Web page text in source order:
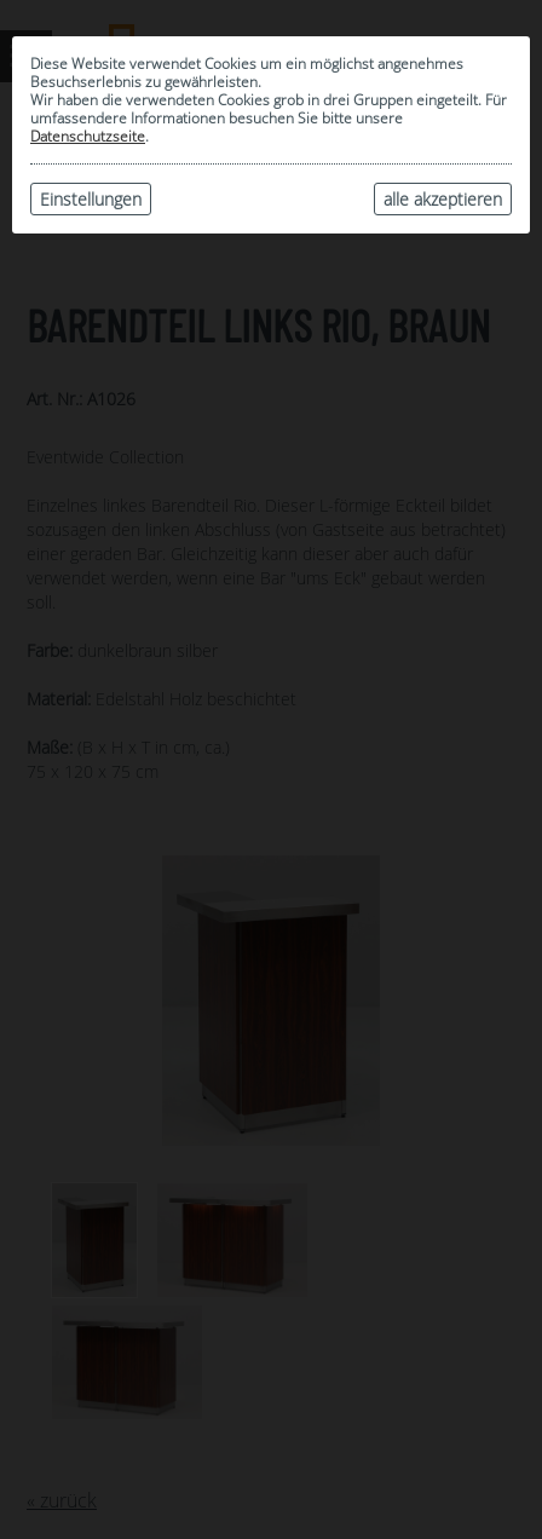
Diese Website verwendet Cookies um ein möglichst angenehmes
Besuchserlebnis zu gewährleisten.
Wir haben die verwendeten Cookies grob in drei Gruppen eingeteilt. Für
umfassendere Informationen besuchen Sie bitte unsere
Datenschutzseite.
alle akzeptieren
Einstellungen
ARCHIV
BARENDTEIL LINKS RIO, BRAUN
Art. Nr.: A1026
Eventwide Collection
Einzelnes linkes Barendteil Rio. Dieser L-förmige Eckteil bildet
sozusagen den linken Abschluss (von Gastseite aus betrachtet)
einer geraden Bar. Gleichzeitig kann dieser aber auch dafür
verwendet werden, wenn eine Bar "ums Eck" gebaut werden
Farbe: dunkelbraun silber
Material: Edelstahl Holz beschichtet
Maße:
(B x H x T in cm, ca.)
75 x 120 x 75 cm
« zurück